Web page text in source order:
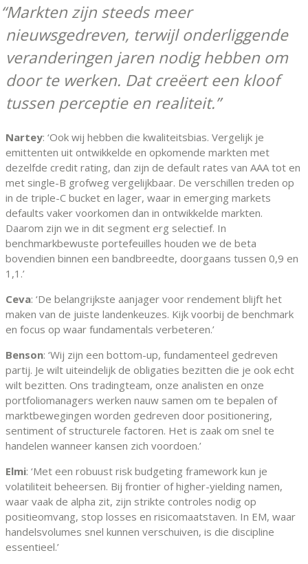
Markten zijn steeds meer
nieuwsgedreven, terwijl onderliggende
veranderingen jaren nodig hebben om
door te werken. Dat creëert een kloof
tussen perceptie en realiteit.
Nartey: ‘Ook wij hebben die kwaliteitsbias. Vergelijk je
emittenten uit ontwikkelde en opkomende markten met
dezelfde credit rating, dan zijn de default rates van AAA tot en
met single-B grofweg vergelijkbaar. De verschillen treden op
in de triple-C bucket en lager, waar in emerging markets
defaults vaker voorkomen dan in ontwikkelde markten.
Daarom zijn we in dit segment erg selectief. In
benchmarkbewuste portefeuilles houden we de beta
bovendien binnen een bandbreedte, doorgaans tussen 0,9 en
1,1.’
Ceva: ‘De belangrijkste aanjager voor rendement blijft het
maken van de juiste landenkeuzes. Kijk voorbij de benchmark
en focus op waar fundamentals verbeteren.’
Benson: ‘Wij zijn een bottom-up, fundamenteel gedreven
partij. Je wilt uiteindelijk de obligaties bezitten die je ook echt
wilt bezitten. Ons tradingteam, onze analisten en onze
portfoliomanagers werken nauw samen om te bepalen of
marktbewegingen worden gedreven door positionering,
sentiment of structurele factoren. Het is zaak om snel te
handelen wanneer kansen zich voordoen.’
Elmi: ‘Met een robuust risk budgeting framework kun je
volatiliteit beheersen. Bij frontier of higher-yielding namen,
waar vaak de alpha zit, zijn strikte controles nodig op
positieomvang, stop losses en risicomaatstaven. In EM, waar
handelsvolumes snel kunnen verschuiven, is die discipline
essentieel.’